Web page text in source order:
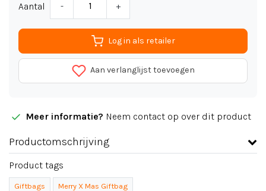
Aantal - +
Log in als retailer
Aan verlanglijst toevoegen
Meer informatie? Neem contact op over dit product
Productomschrijving
Product tags
Giftbags Merry X Mas Giftbag